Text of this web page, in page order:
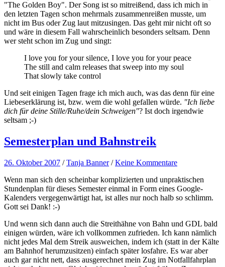
"The Golden Boy". Der Song ist so mitreißend, dass ich mich in
den letzten Tagen schon mehrmals zusammenreißen musste, um
nicht im Bus oder Zug laut mitzusingen. Das geht mir nicht oft so
und wäre in diesem Fall wahrscheinlich besonders seltsam. Denn
wer steht schon im Zug und singt:
I love you for your silence, I love you for your peace
The still and calm releases that sweep into my soul
That slowly take control
Und seit einigen Tagen frage ich mich auch, was das denn für eine
Liebeserklärung ist, bzw. wem die wohl gefallen würde. "Ich liebe
dich für deine Stille/Ruhe/dein Schweigen"? Ist doch irgendwie
seltsam ;-)
Semesterplan und Bahnstreik
26. Oktober 2007 /Tanja Banner /Keine Kommentare
Wenn man sich den scheinbar komplizierten und unpraktischen
Stundenplan für dieses Semester einmal in Form eines Google-
Kalenders vergegenwärtigt hat, ist alles nur noch halb so schlimm.
Gott sei Dank! :-)
Und wenn sich dann auch die Streithähne von Bahn und GDL bald
einigen würden, wäre ich vollkommen zufrieden. Ich kann nämlich
nicht jedes Mal dem Streik ausweichen, indem ich (statt in der Kälte
am Bahnhof herumzusitzen) einfach später losfahre. Es war aber
auch gar nicht nett, dass ausgerechnet mein Zug im Notfallfahrplan